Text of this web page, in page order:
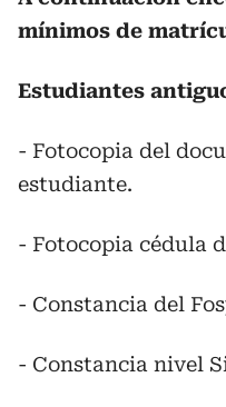
mínimos de
Estudiantes
- Fotocopia del
estudiante.
- Fotocopia cédula
- Constancia del
- Constancia nivel